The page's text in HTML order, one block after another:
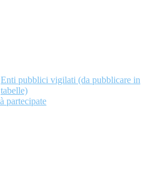
Enti pubblici vigilati (da pubblicare in
tabelle)
partecipate